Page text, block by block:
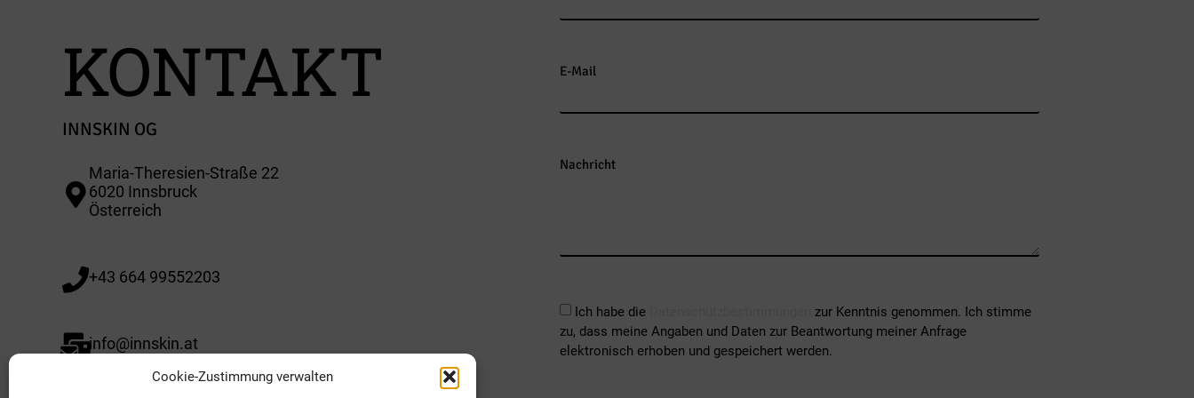
Cookie-Zustimmung verwalten
KONTAKT
INNSKIN OG
Maria-Theresien-Straße 22
6020 Innsbruck
Österreich
+43 664 99552203
info@innskin.at
E-Mail
Nachricht
Ich habe die
zur Kenntnis genommen. Ich stimme
zu, dass meine Angaben und Daten zur Beantwortung meiner Anfrage
elektronisch erhoben und gespeichert werden.